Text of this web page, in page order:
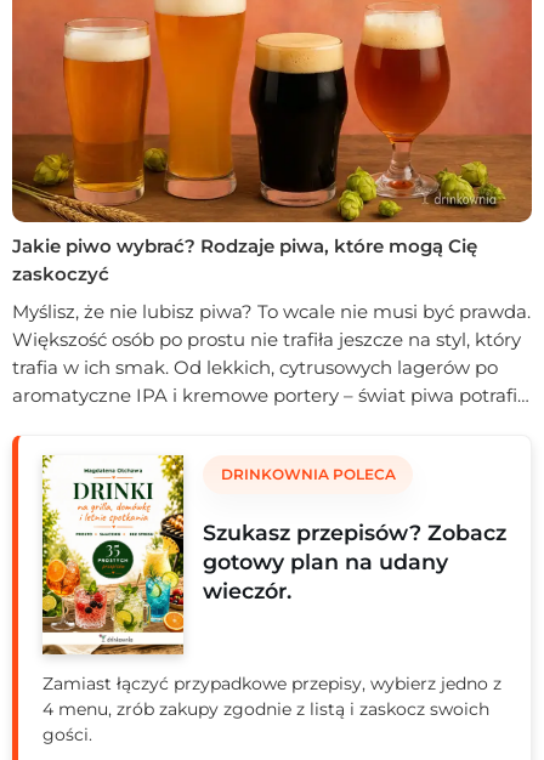
Jakie piwo wybrać? Rodzaje piwa, które mogą Cię
zaskoczyć
Myślisz, że nie lubisz piwa? To wcale nie musi być prawda.
Większość osób po prostu nie trafiła jeszcze na styl, który
trafia w ich smak. Od lekkich, cytrusowych lagerów po
aromatyczne IPA i kremowe portery – świat piwa potrafi
wybrać piwo, które naprawdę Ci zasmakuje.
DRINKOWNIA POLECA
Szukasz przepisów? Zobacz
gotowy plan na udany
wieczór.
Zamiast łączyć przypadkowe przepisy, wybierz jedno z
4 menu, zrób zakupy zgodnie z listą i zaskocz swoich
gości.